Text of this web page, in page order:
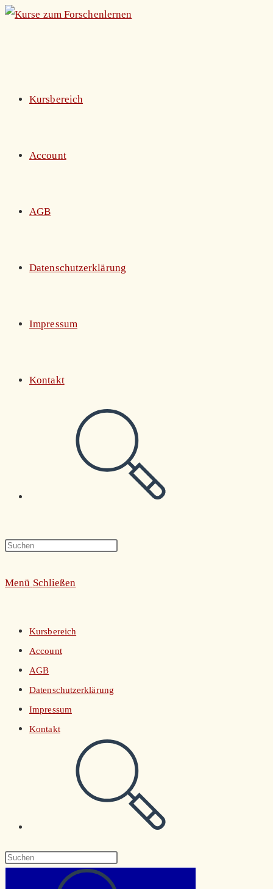
Zum
Kursbereich
Account
AGB
Datenschutzerklärung
Impressum
Kontakt
umschalten
Press
Menü Schließen
Kursbereich
Account
AGB
Datenschutzerklärung
Impressum
Kontakt
Diese